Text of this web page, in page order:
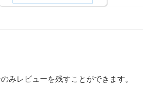
みレビューを残すことができます。